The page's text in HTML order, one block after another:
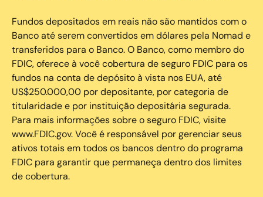
Fundos depositados em reais não são mantidos com o
Banco até serem convertidos em dólares pela Nomad e
transferidos para o Banco. O Banco, como membro do
FDIC, oferece à você cobertura de seguro FDIC para os
fundos na conta de depósito à vista nos EUA, até
US$250.000,00 por depositante, por categoria de
titularidade e por instituição depositária segurada.
Para mais informações sobre o seguro FDIC, visite
www.FDIC.gov. Você é responsável por gerenciar seus
ativos totais em todos os bancos dentro do programa
FDIC para garantir que permaneça dentro dos limites
de cobertura.